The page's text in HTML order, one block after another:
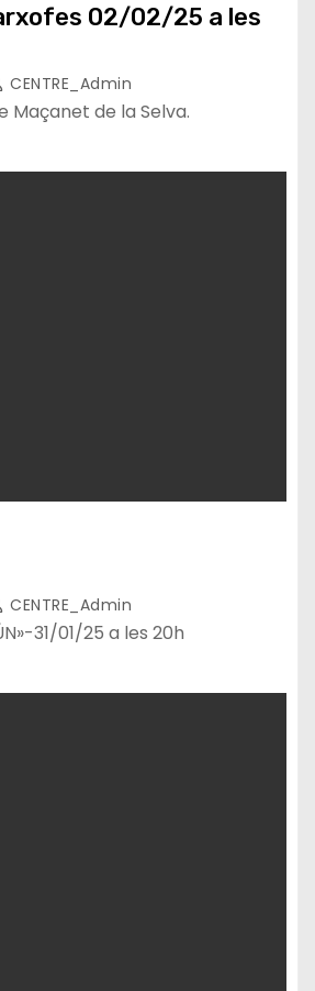
02/25 a les
CENTRE_Admin
Maçanet de la Selva.
CENTRE_Admin
31/01/25 a les 20h